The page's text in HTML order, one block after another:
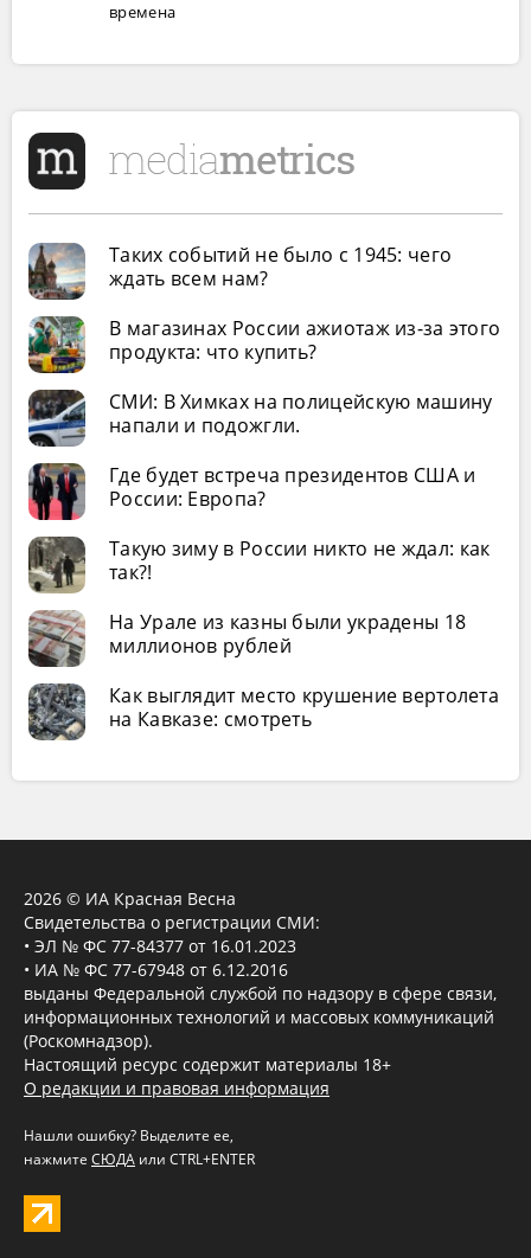
времена
Таких событий не было с 1945: чего
ждать всем нам?
В магазинах России ажиотаж из-за этого
продукта: что купить?
СМИ: В Химках на полицейскую машину
напали и подожгли.
Где будет встреча президентов США и
России: Европа?
Такую зиму в России никто не ждал: как
так?!
На Урале из казны были украдены 18
миллионов рублей
Как выглядит место крушение вертолета
на Кавказе: смотреть
2026 © ИА Красная Весна
Свидетельства о регистрации СМИ:
• ЭЛ № ФС 77-84377 от 16.01.2023
• ИА № ФС 77-67948 от 6.12.2016
выданы Федеральной службой по надзору в сфере связи,
информационных технологий и массовых коммуникаций
(Роскомнадзор).
Настоящий ресурс содержит материалы 18+
О редакции и правовая информация
Нашли ошибку? Выделите ее,
нажмите СЮДА или CTRL+ENTER